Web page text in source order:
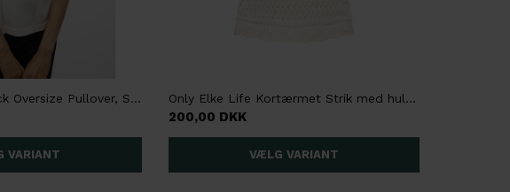
VM Silje 2/4 O-Neck Oversize Pullover, Strik, Hvid Only Elke Life Kortærmet Strik med hulmønster, Creme
200,00 DKK